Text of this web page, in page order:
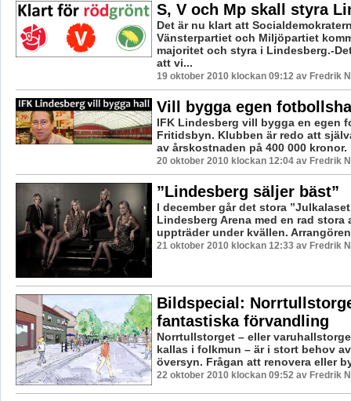
S, V och Mp skall styra
Det är nu klart att
Vänsterpartiet och Miljöpartiet
majoritet och styra i Lindesberg.-
att vi...
19 oktober 2010 klockan 09:12 av Fredrik
Vill bygga egen
IFK Lindesberg vill bygga en egen
Fritidsbyn. Klubben är redo att
av årskostnaden på 400 000 kronor.
20 oktober 2010 klockan 12:04 av Fredrik
”Lindesberg säljer bäst”
I december går det stora
Lindesberg Arena med en rad stora
uppträder under kvällen.
21 oktober 2010 klockan 12:33 av Fredrik
Bildspecial:
fantastiska förvandling
Norrtullstorget – eller
kallas i folkmun – är i stort behov
översyn. Frågan att renovera eller
22 oktober 2010 klockan 09:52 av Fredrik